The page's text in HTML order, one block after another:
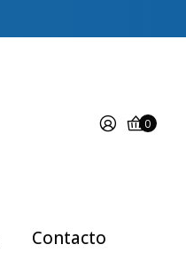
0
Contacto